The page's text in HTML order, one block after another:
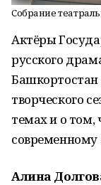
Собрание
Актёры
русского
творческого
темах и о том,
современному
Алина